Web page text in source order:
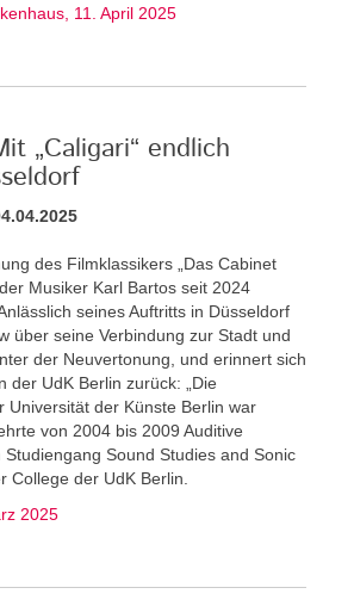
11. April 2025
„Caligari“ endlich
des Filmklassikers „Das Cabinet
Musiker Karl Bartos seit 2024
seines Auftritts in Düsseldorf
über seine Verbindung zur Stadt und
der Neuvertonung, und erinnert sich
der UdK Berlin zurück: „Die
Universität der Künste Berlin war
von 2004 bis 2009 Auditive
Sound Studies and Sonic
College der UdK Berlin.
2025